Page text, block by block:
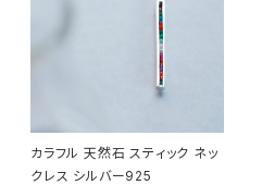
カラフル 天然石 スティック ネッ
クレス シルバー925